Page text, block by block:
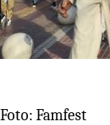
Foto: Famfest